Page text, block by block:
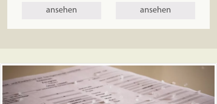
ansehen ansehen